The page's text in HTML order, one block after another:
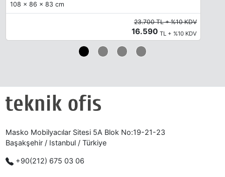
108 x 86 x 83 cm
23.700 TL + %10 KDV
16.590 TL + %10 KDV
Masko Mobilyacılar Sitesi 5A Blok No:19-21-23
Başakşehir / Istanbul / Türkiye
+90(212) 675 03 06